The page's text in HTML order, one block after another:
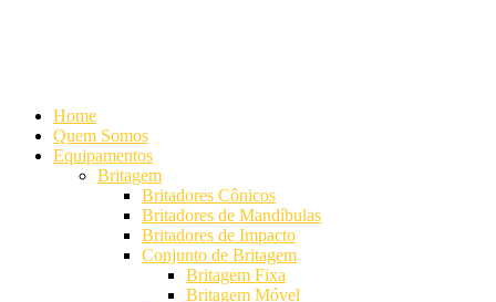
Home
Quem Somos
Equipamentos
Britagem
Britadores Cônicos
Britadores de Mandíbulas
Britadores de Impacto
Conjunto de Britagem
Britagem Fixa
Britagem Móvel